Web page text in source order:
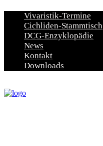
Vivaristik-Termine
Cichliden-Stammtisch
DCG-Enzyklopädie
News
Kontakt
Downloads